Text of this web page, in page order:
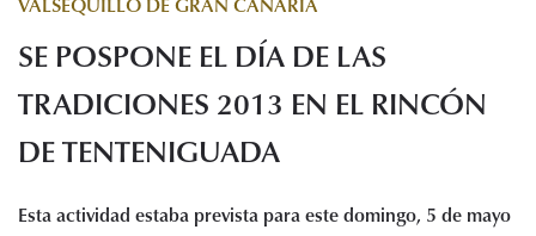
Servicios
Noticias
Recursos
Documentos
SE POSPONE EL DÍA DE LAS
TRADICIONES 2013 EN EL RINCÓN
DE TENTENIGUADA
Esta actividad estaba prevista para este domingo, 5 de mayo